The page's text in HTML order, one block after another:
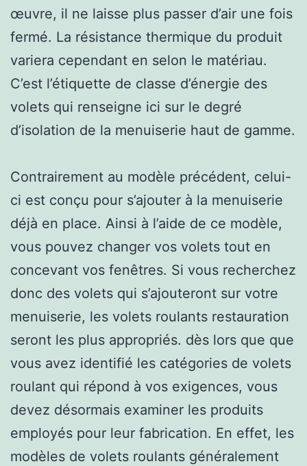
œuvre, il ne laisse plus passer d’air une fois
fermé. La résistance thermique du produit
variera cependant en selon le matériau.
C’est l’étiquette de classe d’énergie des
volets qui renseigne ici sur le degré
d’isolation de la menuiserie haut de gamme.
Contrairement au modèle précédent, celui-
ci est conçu pour s’ajouter à la menuiserie
déjà en place. Ainsi à l’aide de ce modèle,
vous pouvez changer vos volets tout en
concevant vos fenêtres. Si vous recherchez
donc des volets qui s’ajouteront sur votre
menuiserie, les volets roulants restauration
seront les plus appropriés. dès lors que que
vous avez identifié les catégories de volets
roulant qui répond à vos exigences, vous
devez désormais examiner les produits
employés pour leur fabrication. En effet, les
modèles de volets roulants généralement